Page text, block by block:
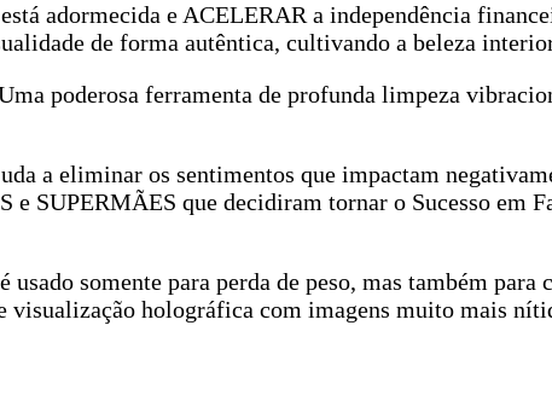
adormecida e ACELERAR a independência
de forma autêntica, cultivando a beleza
poderosa ferramenta de profunda limpeza
a eliminar os sentimentos que impactam
e SUPERMÃES que decidiram tornar o Sucesso
usado somente para perda de peso, mas também
visualização holográfica com imagens muito mais